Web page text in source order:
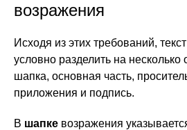
возражения
Исходя из этих требований,
условно разделить на несколько
шапка, основная часть,
приложения и подпись.
В шапке возражения